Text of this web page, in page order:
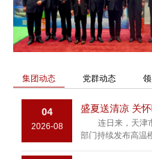
集团动态 党群动态
04
2026-08
盛夏送清凉 关
连日来，天津
部门持续发布高温